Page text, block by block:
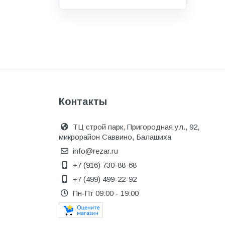
ДПК
Дренажные системы
Запорная арматура и
регулирующая
Изоляция
Инженерная сантехника
Инженерная сантехника и
инструменты
Контакты
ТЦ строй парк, Пригородная ул., 92,
микрорайон Саввино, Балашиха
info@rezar.ru
+7 (916) 730-88-68
+7 (499) 499-22-92
Пн-Пт 09:00 - 19:00